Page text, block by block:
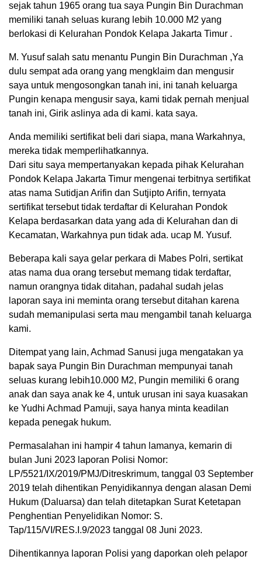
sejak tahun 1965 orang tua saya Pungin Bin Durachman
memiliki tanah seluas kurang lebih 10.000 M2 yang
berlokasi di Kelurahan Pondok Kelapa Jakarta Timur .
M. Yusuf salah satu menantu Pungin Bin Durachman ,Ya
dulu sempat ada orang yang mengklaim dan mengusir
saya untuk mengosongkan tanah ini, ini tanah keluarga
Pungin kenapa mengusir saya, kami tidak pernah menjual
tanah ini, Girik aslinya ada di kami. kata saya.
Anda memiliki sertifikat beli dari siapa, mana Warkahnya,
mereka tidak memperlihatkannya.
Dari situ saya mempertanyakan kepada pihak Kelurahan
Pondok Kelapa Jakarta Timur mengenai terbitnya sertifikat
atas nama Sutidjan Arifin dan Sutjipto Arifin, ternyata
sertifikat tersebut tidak terdaftar di Kelurahan Pondok
Kelapa berdasarkan data yang ada di Kelurahan dan di
Kecamatan, Warkahnya pun tidak ada. ucap M. Yusuf.
Beberapa kali saya gelar perkara di Mabes Polri, sertikat
atas nama dua orang tersebut memang tidak terdaftar,
namun orangnya tidak ditahan, padahal sudah jelas
laporan saya ini meminta orang tersebut ditahan karena
sudah memanipulasi serta mau mengambil tanah keluarga
kami.
Ditempat yang lain, Achmad Sanusi juga mengatakan ya
bapak saya Pungin Bin Durachman mempunyai tanah
seluas kurang lebih10.000 M2, Pungin memiliki 6 orang
anak dan saya anak ke 4, untuk urusan ini saya kuasakan
ke Yudhi Achmad Pamuji, saya hanya minta keadilan
kepada penegak hukum.
Permasalahan ini hampir 4 tahun lamanya, kemarin di
bulan Juni 2023 laporan Polisi Nomor:
LP/5521/IX/2019/PMJ/Ditreskrimum, tanggal 03 September
2019 telah dihentikan Penyidikannya dengan alasan Demi
Hukum (Daluarsa) dan telah ditetapkan Surat Ketetapan
Penghentian Penyelidikan Nomor: S.
Tap/115/VI/RES.I.9/2023 tanggal 08 Juni 2023.
Dihentikannya laporan Polisi yang daporkan oleh pelapor